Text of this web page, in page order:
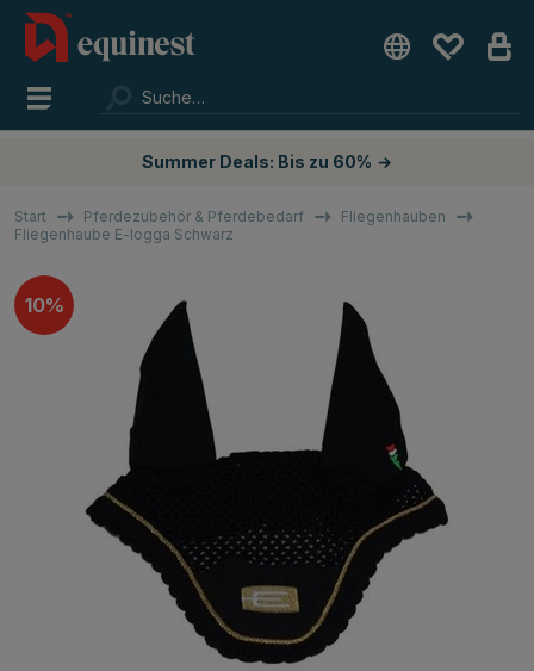
Summer Deals: Bis zu 60% →
Start Pferdezubehör & Pferdebedarf
Fliegenhauben
Fliegenhaube E-logga Schwarz
10%